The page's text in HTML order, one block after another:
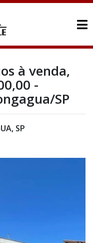
à venda,
-
SP
SP